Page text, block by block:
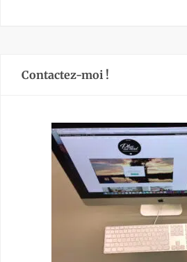
Contactez-moi !